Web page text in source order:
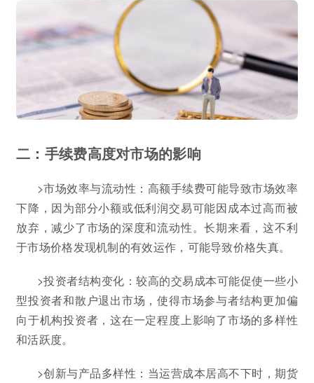
二：手续费高度对市场的影响
>市场效率与流动性：高额手续费可能导致市场效率
下降，因为部分小额或低利润交易可能因成本过高而被
放弃，减少了市场的深度和流动性。长期来看，这不利
于市场价格发现机制的有效运作，可能导致价格失真。
>投资者结构变化：较高的交易成本可能促使一些小
型投资者和散户退出市场，使得市场参与者结构更加偏
向于机构投资者，这在一定程度上影响了市场的多样性
和活跃度。
>创新与产品多样性：当运营成本居高不下时，期货